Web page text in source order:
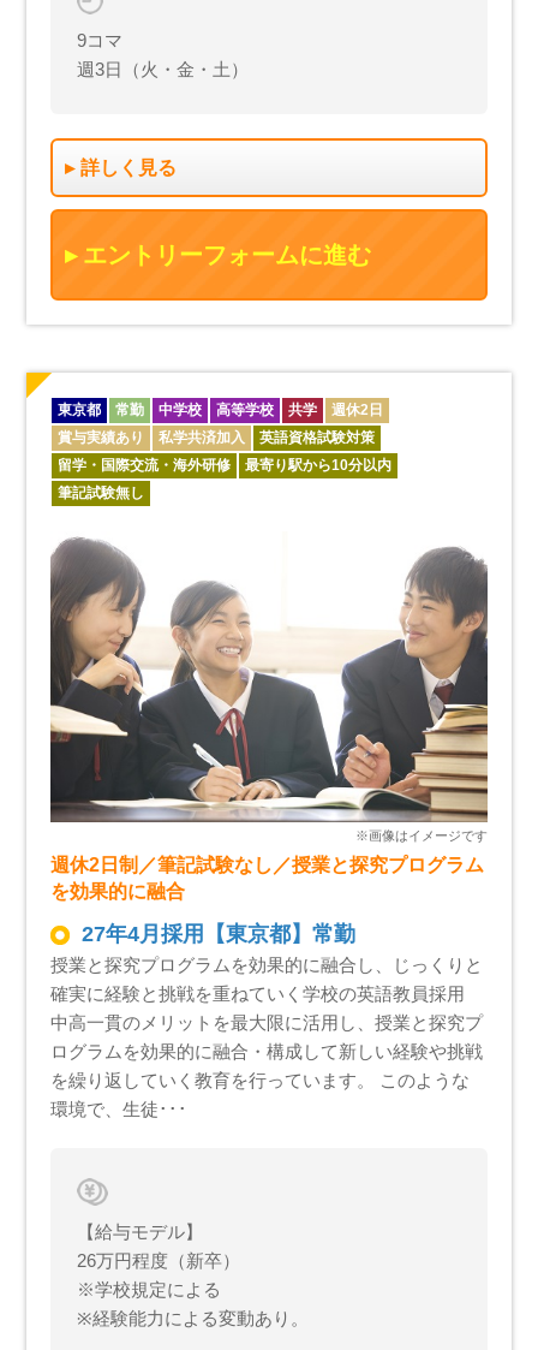
9コマ
週3日（火・金・土）
詳しく見る
エントリーフォームに進む
東京都 常勤 中学校 高等学校 共学
週休2日
賞与実績あり
私学共済加入
英語資格試験対策
留学・国際交流・海外研修
最寄り駅から10分以内
筆記試験無し
週休2日制／筆記試験なし／授業と探究プログラム
を効果的に融合
27年4月採用【東京都】常勤
授業と探究プログラムを効果的に融合し、じっくりと
確実に経験と挑戦を重ねていく学校の英語教員採用
中高一貫のメリットを最大限に活用し、授業と探究プ
ログラムを効果的に融合・構成して新しい経験や挑戦
を繰り返していく教育を行っています。 このような
環境で、生徒･･･
【給与モデル】
26万円程度（新卒）
※学校規定による
※経験能力による変動あり。